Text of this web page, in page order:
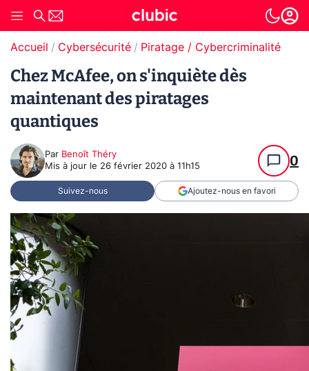
Accueil Cybersécurité Piratage / Cybercriminalité
Chez McAfee, on s'inquiète dès
maintenant des piratages
quantiques
Par Benoît Théry
Mis à jour le 26 février 2020 à 11h15 0
Suivez-nous Ajoutez-nous en favori